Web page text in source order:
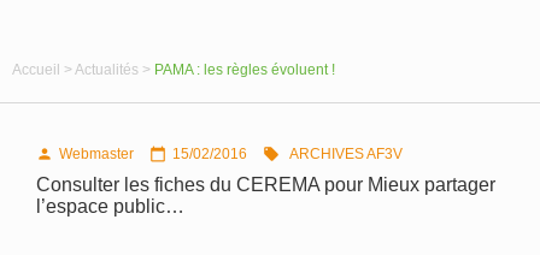
Accueil > Actualités > PAMA : les règles évoluent !
 Webmaster  15/02/2016  ARCHIVES AF3V
Consulter les fiches du CEREMA pour Mieux partager
l’espace public…